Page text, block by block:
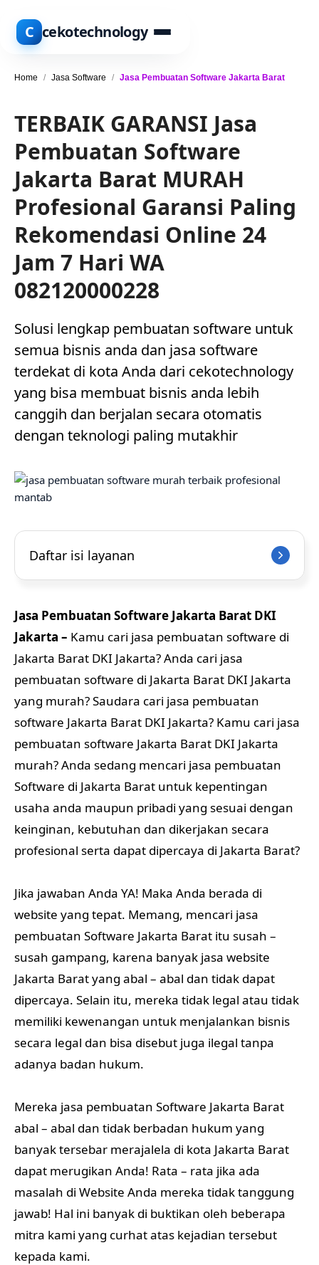
C cekotechnology
Home / Jasa Software / Jasa Pembuatan Software Jakarta Barat
TERBAIK GARANSI Jasa
Pembuatan Software
Jakarta Barat MURAH
Profesional Garansi Paling
Rekomendasi Online 24
Jam 7 Hari WA
082120000228
Solusi lengkap pembuatan software untuk
semua bisnis anda dan jasa software
terdekat di kota Anda dari cekotechnology
yang bisa membuat bisnis anda lebih
canggih dan berjalan secara otomatis
dengan teknologi paling mutakhir
Daftar isi layanan
Jasa Pembuatan Software Jakarta Barat DKI
Jakarta – Kamu cari jasa pembuatan software di
Jakarta Barat DKI Jakarta? Anda cari jasa
pembuatan software di Jakarta Barat DKI Jakarta
yang murah? Saudara cari jasa pembuatan
software Jakarta Barat DKI Jakarta? Kamu cari jasa
pembuatan software Jakarta Barat DKI Jakarta
murah? Anda sedang mencari jasa pembuatan
Software di Jakarta Barat untuk kepentingan
usaha anda maupun pribadi yang sesuai dengan
keinginan, kebutuhan dan dikerjakan secara
profesional serta dapat dipercaya di Jakarta Barat?
Jika jawaban Anda YA! Maka Anda berada di
website yang tepat. Memang, mencari jasa
pembuatan Software Jakarta Barat itu susah –
susah gampang, karena banyak jasa website
Jakarta Barat yang abal – abal dan tidak dapat
dipercaya. Selain itu, mereka tidak legal atau tidak
memiliki kewenangan untuk menjalankan bisnis
secara legal dan bisa disebut juga ilegal tanpa
adanya badan hukum.
Mereka jasa pembuatan Software Jakarta Barat
abal – abal dan tidak berbadan hukum yang
banyak tersebar merajalela di kota Jakarta Barat
dapat merugikan Anda! Rata – rata jika ada
masalah di Website Anda mereka tidak tanggung
jawab! Hal ini banyak di buktikan oleh beberapa
mitra kami yang curhat atas kejadian tersebut
kepada kami.